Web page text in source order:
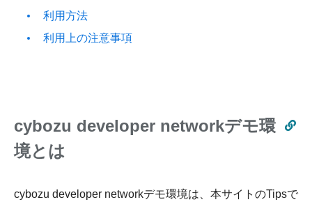
利用方法
利用上の注意事項
cybozu developer networkデモ環
境とは
cybozu developer networkデモ環境は、本サイトのTipsで